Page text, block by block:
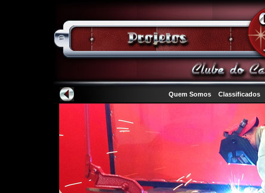
Quem Somos Classificados